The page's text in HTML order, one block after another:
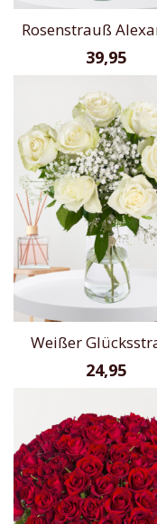
Rosenstrauß
39,95
Weißer
24,95